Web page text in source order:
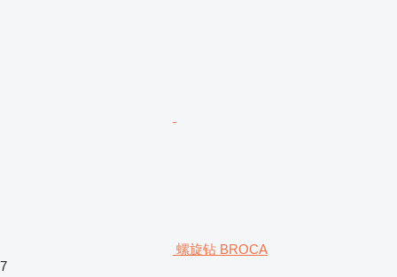
螺旋钻 BROCA
7